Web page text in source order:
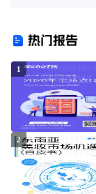
热门报告
1
2